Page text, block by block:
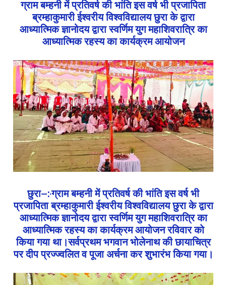
ग्राम बम्हनी में प्रतिवर्ष की भांति इस वर्ष भी प्रजापिता
ब्रम्हाकुमारी ईश्वरीय विश्वविद्यालय छुरा के द्वारा
आध्यात्मिक ज्ञानोदय द्वारा स्वर्णिम युग महाशिवरात्रि का
आध्यात्मिक रहस्य का कार्यक्रम आयोजन
छुरा–:·ग्राम बम्हनी में प्रतिवर्ष की भांति इस वर्ष भी
प्रजापिता ब्रम्हाकुमारी ईश्वरीय विश्वविद्यालय छुरा के द्वारा
आध्यात्मिक ज्ञानोदय द्वारा स्वर्णिम युग महाशिवरात्रि का
आध्यात्मिक रहस्य का कार्यक्रम आयोजन रविवार को
किया गया था।सर्वप्रथम भगवान भोलेनाथ की छायाचित्र
पर दीप प्रज्ज्वलित व पूजा अर्चना कर शुभारंभ किया गया।